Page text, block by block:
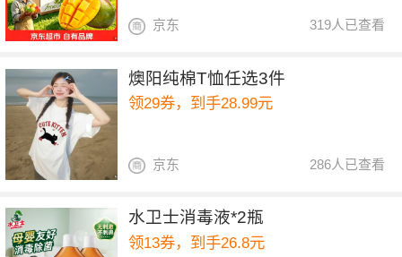
319人已查看
京东
燠阳纯棉T恤任选3件
领29券，到手28.99元
286人已查看
京东
水卫士消毒液*2瓶
领13券，到手26.8元